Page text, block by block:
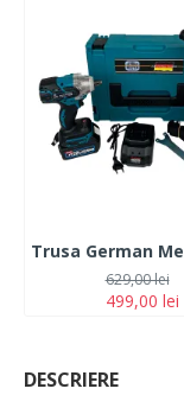
499,00 lei
629,00 lei
DESCRIERE